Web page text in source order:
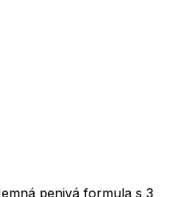
penivá formula s 3